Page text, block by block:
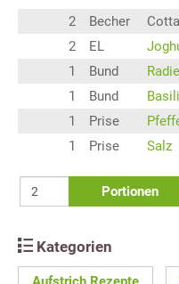
2 Becher
2
EL
1
Bund
1
Bund
1
Prise
1
Prise Salz
Portionen
Kategorien